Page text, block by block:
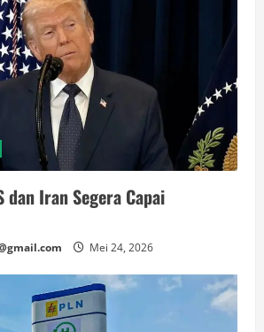
dan Iran Segera Capai
Mei 24, 2026